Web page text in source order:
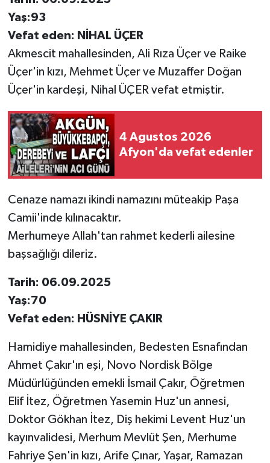
Yaş:93
Vefat eden: NİHAL ÜÇER
Akmescit mahallesinden, Ali Rıza Üçer ve Raike
Üçer'in kızı, Mehmet Üçer ve Muzaffer Doğan
Üçer'in kardeşi, Nihal ÜÇER vefat etmiştir.
4 Agustos 2026
Afyon'da vefat edenler
Cenaze namazı ikindi namazını müteakip Paşa
Camii'inde kılınacaktır.
Merhumeye Allah'tan rahmet kederli ailesine
başsağlığı dileriz.
Tarih: 06.09.2025
Yaş:70
Vefat eden: HÜSNİYE ÇAKIR
Hamidiye mahallesinden, Bedesten Esnafından
Ahmet Çakır'ın eşi, Novo Nordisk Bölge
Müdürlüğünden emekli İsmail Çakır, Öğretmen
Elif İtez, Öğretmen Yasemin Huz'un annesi,
Doktor Gökhan İtez, Diş hekimi Levent Huz'un
kayınvalidesi, Merhum Mevlüt Şen, Merhume
Fahriye Şen'in kızı, Arife Çınar, Yaşar, Ramazan